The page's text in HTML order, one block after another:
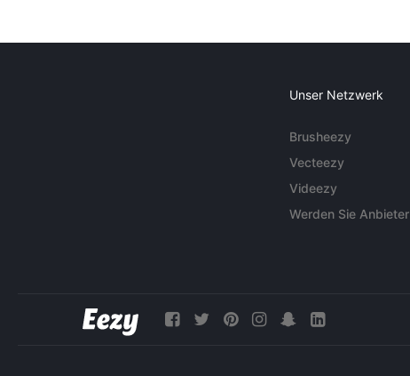
Unser Netzwerk
Brusheezy
Vecteezy
Videezy
Werden Sie Anbieter